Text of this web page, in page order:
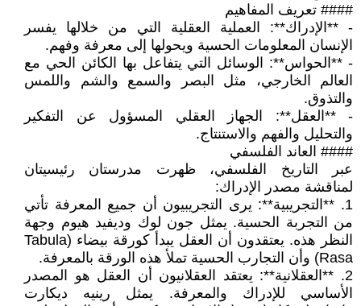
#### تعريف المفاهيم
- **الإدراك**: العملية العقلية التي من خلالها يفسر
الإنسان المعلومات الحسية ويحولها إلى معرفة وفهم.
- **الحواس**: الوسائل التي يتفاعل بها الكائن الحي مع
العالم الخارجي، مثل البصر والسمع والشم واللمس
والتذوق.
- **العقل**: الجهاز العقلي المسؤول عن التفكير
والتحليل والفهم والاستنتاج.
#### العاند الفلسفي
عبر التاريخ الفلسفي، ظهرت مدرستان رئيسيتان
لمناقشة مصدر الإدراك:
1. **التجريبية**: يرى التجريبيون أن جميع المعرفة تأتي
من التجربة الحسية. يمثل جون لوك وديفيد هيوم وجهة
النظر هذه. يعتقدون أن العقل يبدأ كورقة بيضاء (Tabula
Rasa) وأن التجارب الحسية تملأ هذه الورقة بالمعرفة.
2. **العقلانية**: يعتقد العقلانيون أن العقل هو المصدر
الأساسي للإدراك والمعرفة. يمثل رينيه ديكارت